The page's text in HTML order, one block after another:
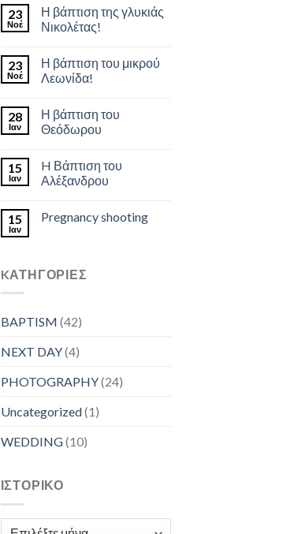
23
Νοέ
Η βάπτιση της γλυκιάς
Νικολέτας!
23
Νοέ
Η βάπτιση του μικρού
Λεωνίδα!
28
Ιαν
Η βάπτιση του
Θεόδωρου
15
Ιαν
H Βάπτιση του
Αλέξανδρου
15
Ιαν
Pregnancy shooting
KΑΤΗΓΟΡΊΕΣ
BAPTISM (42)
NEXT DAY(4)
PHOTOGRAPHY(24)
Uncategorized(1)
WEDDING(10)
ΙΣΤΟΡΙΚΌ
Ιστορικό